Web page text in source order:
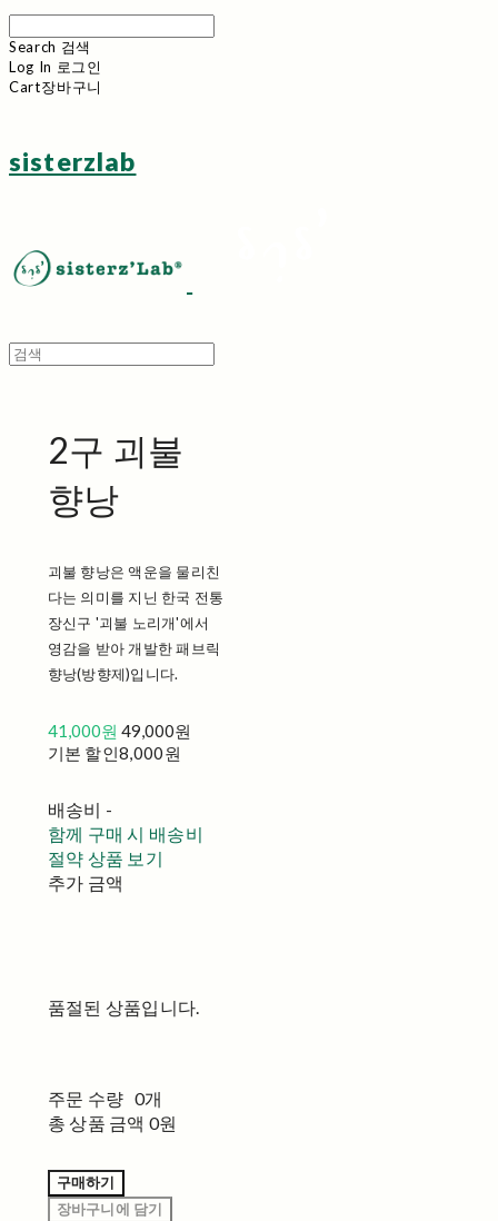
Search 검색
Log In 로그인
Cart장바구니
sisterzlab
2구 괴불
향낭
괴불 향낭은 액운을 물리친
다는 의미를 지닌 한국 전통
장신구 '괴불 노리개'에서
영감을 받아 개발한 패브릭
향낭(방향제)입니다.
41,000원 49,000원
기본 할인8,000원
배송비 -
함께 구매 시 배송비
절약 상품 보기
추가 금액
품절된 상품입니다.
주문 수량 0개
총 상품 금액 0원
구매하기
장바구니에 담기